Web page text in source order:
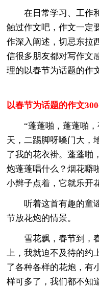
在日常学习、工作
触过作文吧，作文一定
作深入阐述，切忌东拉
信很多朋友都对写作文
理的以春节为话题的作
以春节为话题的作文
“蓬蓬啪，蓬蓬啪
天，二踢脚呀嗓门大，
了我的花衣褂。蓬蓬啪
炮蓬蓬唱什么？烟花噼
小辫子点着，它就乐开
听着这首有趣的童
节放花炮的情景。
雪花飘，春节到，
上，我就迫不及待的
了各种各样的花炮，
样可多了，我们都不知